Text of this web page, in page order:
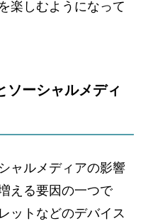
楽しむようになって
ソーシャルメディ
ャルメディアの影響
える要因の一つで
ットなどのデバイス